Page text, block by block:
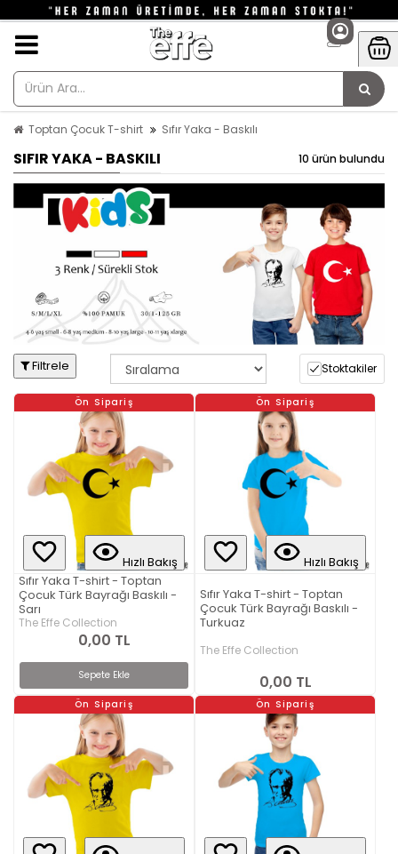
Toptan Çocuk T-shirt Sıfır Yaka - Baskılı
SIFIR YAKA - BASKILI 10 ürün bulundu
Filtrele Stoktakiler
Ön Sipariş
Hızlı Bakış
Sıfır Yaka T-shirt - Toptan
Çocuk Türk Bayrağı Baskılı -
Sarı
The Effe Collection
0,00 TL
Sepete Ekle
Ön Sipariş
Hızlı Bakış
Sıfır Yaka T-shirt - Toptan
Çocuk Türk Bayrağı Baskılı -
Turkuaz
The Effe Collection
0,00 TL
Ön Sipariş Ön Sipariş